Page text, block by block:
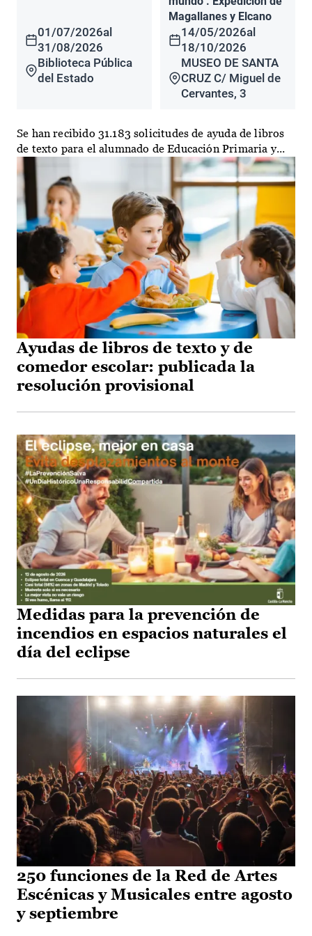
01/07/2026al
31/08/2026
Biblioteca Pública
del Estado
Magallanes y Elcano
14/05/2026al
18/10/2026
MUSEO DE SANTA
CRUZ C/ Miguel de
Cervantes, 3
Ayudas de libros de texto y de
comedor escolar: publicada la
resolución provisional
Se han recibido 31.183 solicitudes de ayuda de libros
de texto para el alumnado de Educación Primaria y...
Medidas para la prevención de
incendios en espacios naturales el
día del eclipse
250 funciones de la Red de Artes
Escénicas y Musicales entre agosto
y septiembre